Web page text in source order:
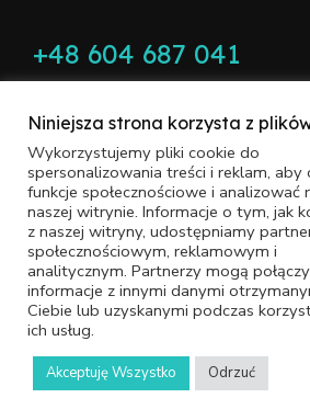
+48 604 687 041
Polityka Prywatności
Ochrona
Copyright © 2022
prawa zastrzeżone. Withloveby
Niniejsza strona korzysta z
Wykorzystujemy pliki cookie do
spersonalizowania treści i reklam, aby
funkcje społecznościowe i analizować
naszej witrynie. Informacje o tym, jak
z naszej witryny, udostępniamy
społecznościowym, reklamowym i
analitycznym. Partnerzy mogą
informacje z innymi danymi
Ciebie lub uzyskanymi podczas
ich usług.
Akceptuję Wszystko Odrzuć